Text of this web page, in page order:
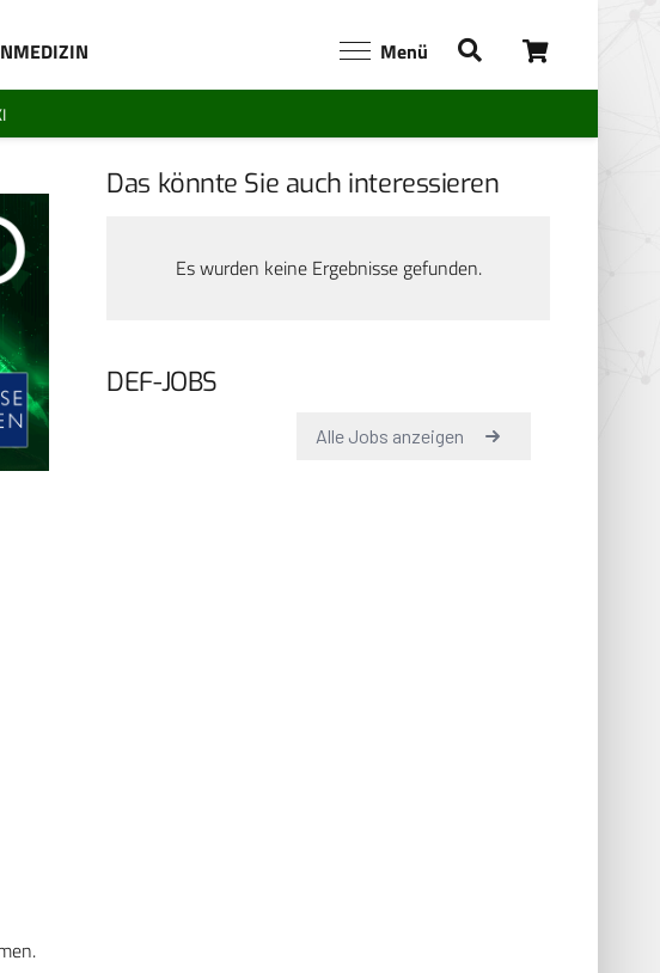
Menü
Das könnte Sie auch interessieren
Es wurden keine Ergebnisse gefunden.
DEF-JOBS